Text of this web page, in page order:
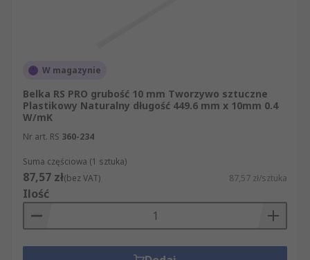
W magazynie
Belka RS PRO grubość 10 mm Tworzywo sztuczne
Plastikowy Naturalny długość 449.6 mm x 10mm 0.4
W/mK
Nr art. RS 360-234
Suma częściowa (1 sztuka)
87,57 zł(bez VAT) 87,57 zł/sztuka
Ilość